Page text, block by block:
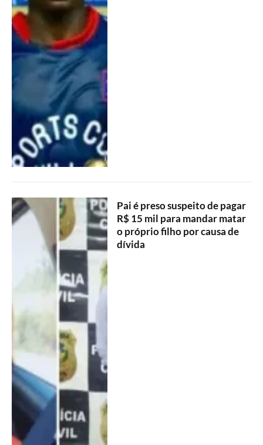
Pai é preso suspeito de pagar
R$ 15 mil para mandar matar
o próprio filho por causa de
dívida